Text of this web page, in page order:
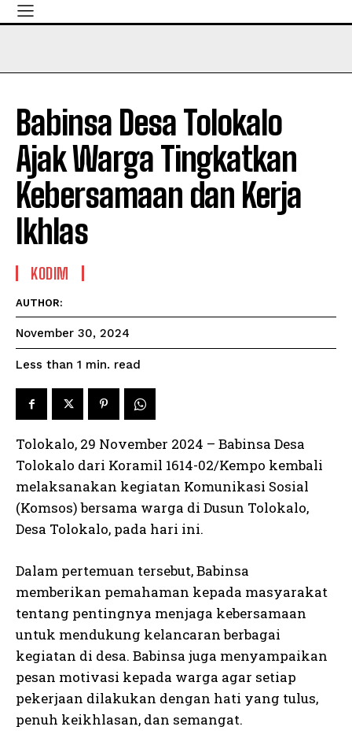
Babinsa Desa Tolokalo
Ajak Warga Tingkatkan
Kebersamaan dan Kerja
Ikhlas
KODIM
AUTHOR:
November 30, 2024
Less than 1 min. read
Tolokalo, 29 November 2024 – Babinsa Desa
Tolokalo dari Koramil 1614-02/Kempo kembali
melaksanakan kegiatan Komunikasi Sosial
(Komsos) bersama warga di Dusun Tolokalo,
Desa Tolokalo, pada hari ini.
Dalam pertemuan tersebut, Babinsa
memberikan pemahaman kepada masyarakat
tentang pentingnya menjaga kebersamaan
untuk mendukung kelancaran berbagai
kegiatan di desa. Babinsa juga menyampaikan
pesan motivasi kepada warga agar setiap
pekerjaan dilakukan dengan hati yang tulus,
penuh keikhlasan, dan semangat.